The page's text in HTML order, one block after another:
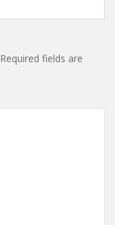
Required fields are